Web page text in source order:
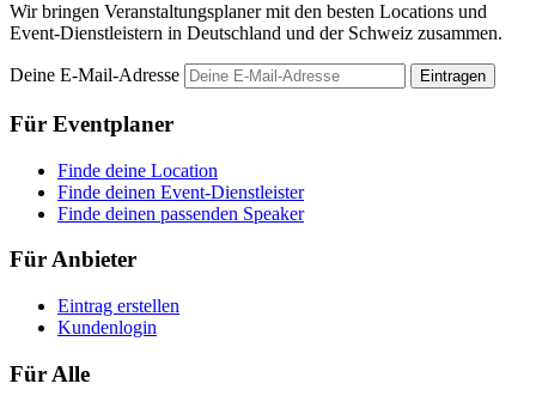
Wir bringen Veranstaltungsplaner mit den besten Locations und
Event-Dienstleistern in Deutschland und der Schweiz zusammen.
Deine E-Mail-Adresse Eintragen
Für Eventplaner
Finde deine Location
Finde deinen Event-Dienstleister
Finde deinen passenden Speaker
Für Anbieter
Eintrag erstellen
Kundenlogin
Für Alle